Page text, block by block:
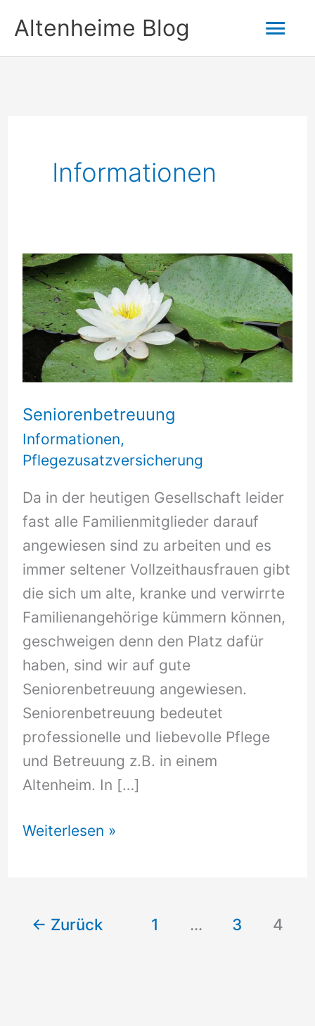
Inhalt
springen
Altenheime Blog
Informationen
Seniorenbetreuung
Informationen,
Pflegezusatzversicherung
Da in der heutigen Gesellschaft leider
fast alle Familienmitglieder darauf
angewiesen sind zu arbeiten und es
immer seltener Vollzeithausfrauen gibt
die sich um alte, kranke und verwirrte
Familienangehörige kümmern können,
geschweigen denn den Platz dafür
haben, sind wir auf gute
Seniorenbetreuung angewiesen.
Seniorenbetreuung bedeutet
professionelle und liebevolle Pflege
und Betreuung z.B. in einem
Altenheim. In […]
Seniorenbetreuung
Weiterlesen »
← Zurück 1 … 3 4